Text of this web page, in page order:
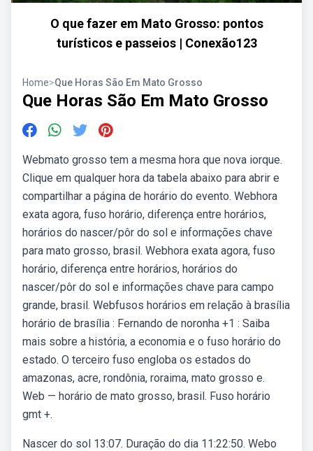
O que fazer em Mato Grosso: pontos
turísticos e passeios | Conexão123
Home>Que Horas São Em Mato Grosso
Que Horas São Em Mato Grosso
Webmato grosso tem a mesma hora que nova iorque.
Clique em qualquer hora da tabela abaixo para abrir e
compartilhar a página de horário do evento. Webhora
exata agora, fuso horário, diferença entre horários,
horários do nascer/pôr do sol e informações chave
para mato grosso, brasil. Webhora exata agora, fuso
horário, diferença entre horários, horários do
nascer/pôr do sol e informações chave para campo
grande, brasil. Webfusos horários em relação à brasília
horário de brasília : Fernando de noronha +1 : Saiba
mais sobre a história, a economia e o fuso horário do
estado. O terceiro fuso engloba os estados do
amazonas, acre, rondônia, roraima, mato grosso e.
Web — horário de mato grosso, brasil. Fuso horário
gmt +.
Nascer do sol 13:07. Duração do dia 11:22:50. Webo